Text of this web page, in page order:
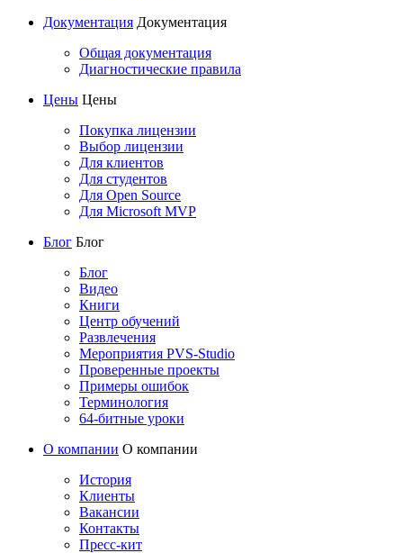
Документация Документация
Общая документация
Диагностические правила
Цены Цены
Покупка лицензии
Выбор лицензии
Для клиентов
Для студентов
Для Open Source
Для Microsoft MVP
Блог Блог
Блог
Видео
Книги
Центр обучений
Развлечения
Мероприятия PVS-Studio
Проверенные проекты
Примеры ошибок
Терминология
64-битные уроки
О компании О компании
История
Клиенты
Вакансии
Контакты
Пресс-кит